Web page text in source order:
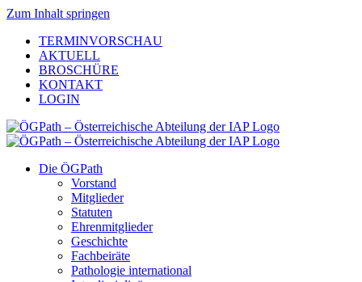
Zum Inhalt springen
TERMINVORSCHAU
AKTUELL
BROSCHÜRE
KONTAKT
LOGIN
Die ÖGPath
Vorstand
Mitglieder
Statuten
Ehrenmitglieder
Geschichte
Fachbeiräte
Pathologie international